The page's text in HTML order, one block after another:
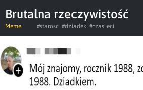
Brutalna rzeczywistość
Meme #starosc #dziadek #czasleci